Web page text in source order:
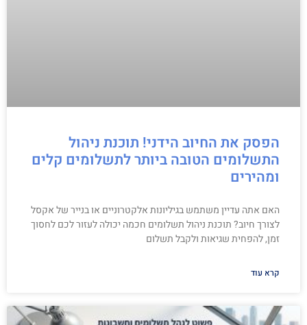
הפסק את החיוב הידני! תוכנת ניהול
התשלומים הטובה ביותר לתשלומים קלים
ומהירים
האם אתה עדיין משתמש בגיליונות אלקטרוניים או בנייר של אקסל
לצורך חיוב? תוכנת ניהול תשלומים חכמה יכולה לעזור לכם לחסוך
זמן, להפחית שגיאות ולקבל תשלום
קרא עוד